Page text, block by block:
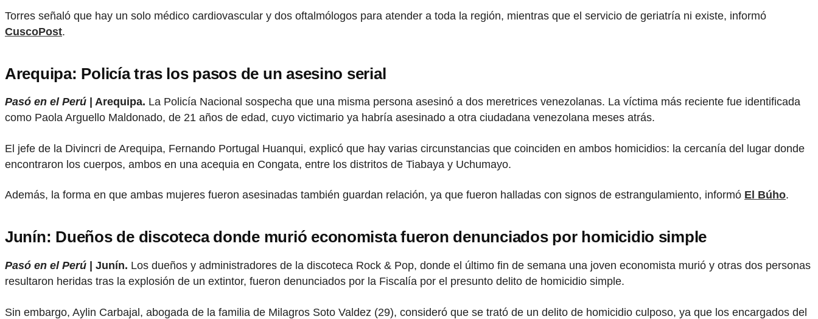
Torres señaló que hay un solo médico cardiovascular y dos oftalmólogos para atender a toda la región, mientras que el servicio de geriatría ni existe, informó
CuscoPost.
Arequipa: Policía tras los pasos de un asesino serial
Pasó en el Perú | Arequipa. La Policía Nacional sospecha que una misma persona asesinó a dos meretrices venezolanas. La víctima más reciente fue identificada
como Paola Arguello Maldonado, de 21 años de edad, cuyo victimario ya habría asesinado a otra ciudadana venezolana meses atrás.
El jefe de la Divincri de Arequipa, Fernando Portugal Huanqui, explicó que hay varias circunstancias que coinciden en ambos homicidios: la cercanía del lugar donde
encontraron los cuerpos, ambos en una acequia en Congata, entre los distritos de Tiabaya y Uchumayo.
Además, la forma en que ambas mujeres fueron asesinadas también guardan relación, ya que fueron halladas con signos de estrangulamiento, informó El Búho.
Junín: Dueños de discoteca donde murió economista fueron denunciados por homicidio simple
Pasó en el Perú | Junín. Los dueños y administradores de la discoteca Rock & Pop, donde el último fin de semana una joven economista murió y otras dos personas
resultaron heridas tras la explosión de un extintor, fueron denunciados por la Fiscalía por el presunto delito de homicidio simple.
Sin embargo, Aylin Carbajal, abogada de la familia de Milagros Soto Valdez (29), consideró que se trató de un delito de homicidio culposo, ya que los encargados del